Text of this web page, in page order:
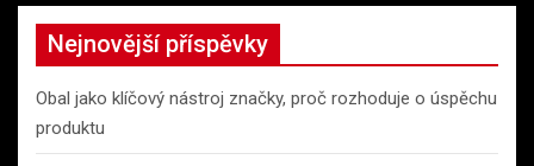
Nejnovější příspěvky
Obal jako klíčový nástroj značky, proč rozhoduje o úspěchu
produktu